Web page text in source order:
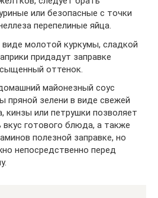
или безопасные с точки
перепелиные яйца.
виде молотой куркумы, сладкой
придадут заправке
оттенок.
майонезный соус
пряной зелени в виде свежей
кинзы или петрушки позволяет
вкус готового блюда, а также
полезной заправке, но
непосредственно перед